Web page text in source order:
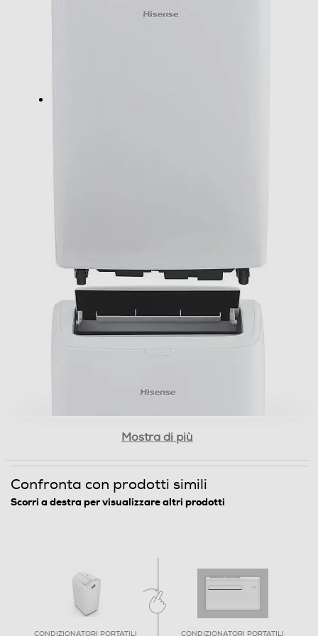
Classe energia riscaldamento
Display
Mostra di più
Confronta con prodotti simili
Scorri a destra per visualizzare altri prodotti
CONDIZIONATORI PORTATILI CONDIZIONATORI PORTATILI